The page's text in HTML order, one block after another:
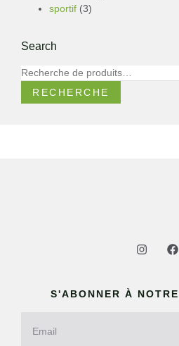
sportif (3)
Search
RECHERCHE
S'ABONNER À